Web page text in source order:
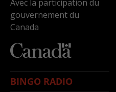
Avec la participation du
gouvernement du
Canada
BINGO RADIO